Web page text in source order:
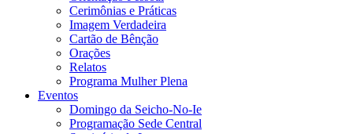
Cerimônias e Práticas
Imagem Verdadeira
Cartão de Bênção
Orações
Relatos
Programa Mulher Plena
Eventos
Domingo da Seicho-No-Ie
Programação Sede Central